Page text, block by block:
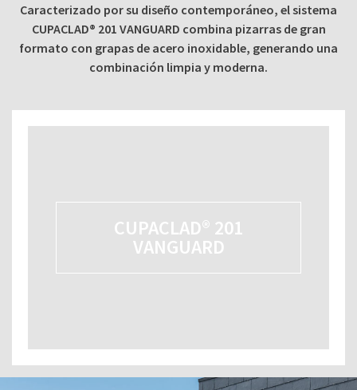
Caracterizado por su diseño contemporáneo, el sistema
CUPACLAD® 201 VANGUARD combina pizarras de gran
formato con grapas de acero inoxidable, generando una
combinación limpia y moderna.
CUPACLAD® 201
VANGUARD